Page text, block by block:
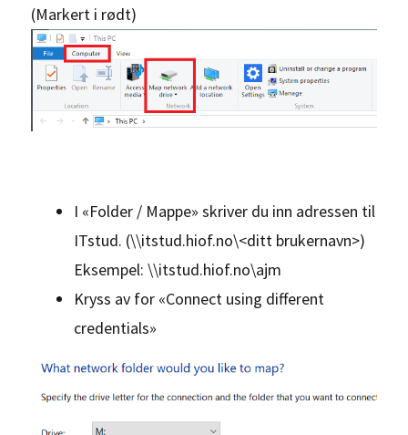
(Markert i rødt)
I «Folder / Mappe» skriver du inn adressen til
ITstud. (\\itstud.hiof.no\<ditt brukernavn>)
Eksempel: \\itstud.hiof.no\ajm
Kryss av for «Connect using different
credentials»